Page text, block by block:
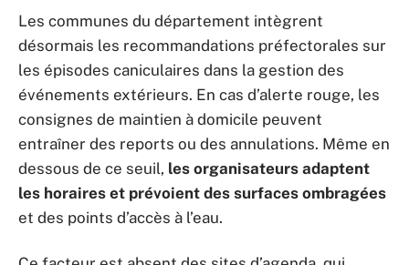
Les communes du département intègrent
désormais les recommandations préfectorales sur
les épisodes caniculaires dans la gestion des
événements extérieurs. En cas d’alerte rouge, les
consignes de maintien à domicile peuvent
entraîner des reports ou des annulations. Même en
dessous de ce seuil, les organisateurs adaptent
les horaires et prévoient des surfaces ombragées
et des points d’accès à l’eau.